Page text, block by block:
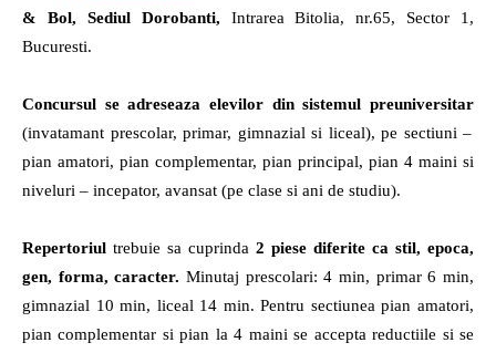
& Bol, Sediul Dorobanti,Intrarea Bitolia, nr.65, Sector 1,
Bucuresti.
Concursul se adreseaza elevilor din sistemul preuniversitar
(invatamant prescolar, primar, gimnazial si liceal), pe sectiuni –
pian amatori, pian complementar, pian principal, pian 4 maini si
niveluri – incepator, avansat (pe clase si ani de studiu).
Repertoriul trebuie sa cuprinda 2 piese diferite ca stil, epoca,
gen, forma, caracter. Minutaj prescolari: 4 min, primar 6 min,
gimnazial 10 min, liceal 14 min. Pentru sectiunea pian amatori,
pian complementar si pian la 4 maini se accepta reductiile si se